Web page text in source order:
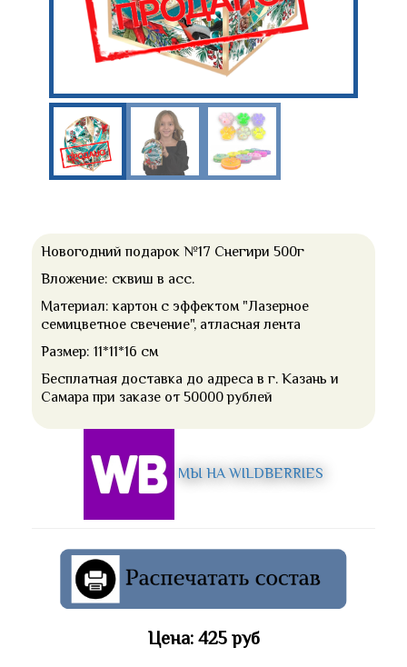
Новогодний подарок №17 Снегири 500г
Вложение: сквиш в асс.
Материал: картон с эффектом "Лазерное
семицветное свечение", атласная лента
Размер: 11*11*16 см
Бесплатная доставка до адреса в г. Казань и
Самара при заказе от 50000 рублей
МЫ НА WILDBERRIES
Цена: 425 руб